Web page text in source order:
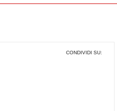
CONDIVIDI SU: